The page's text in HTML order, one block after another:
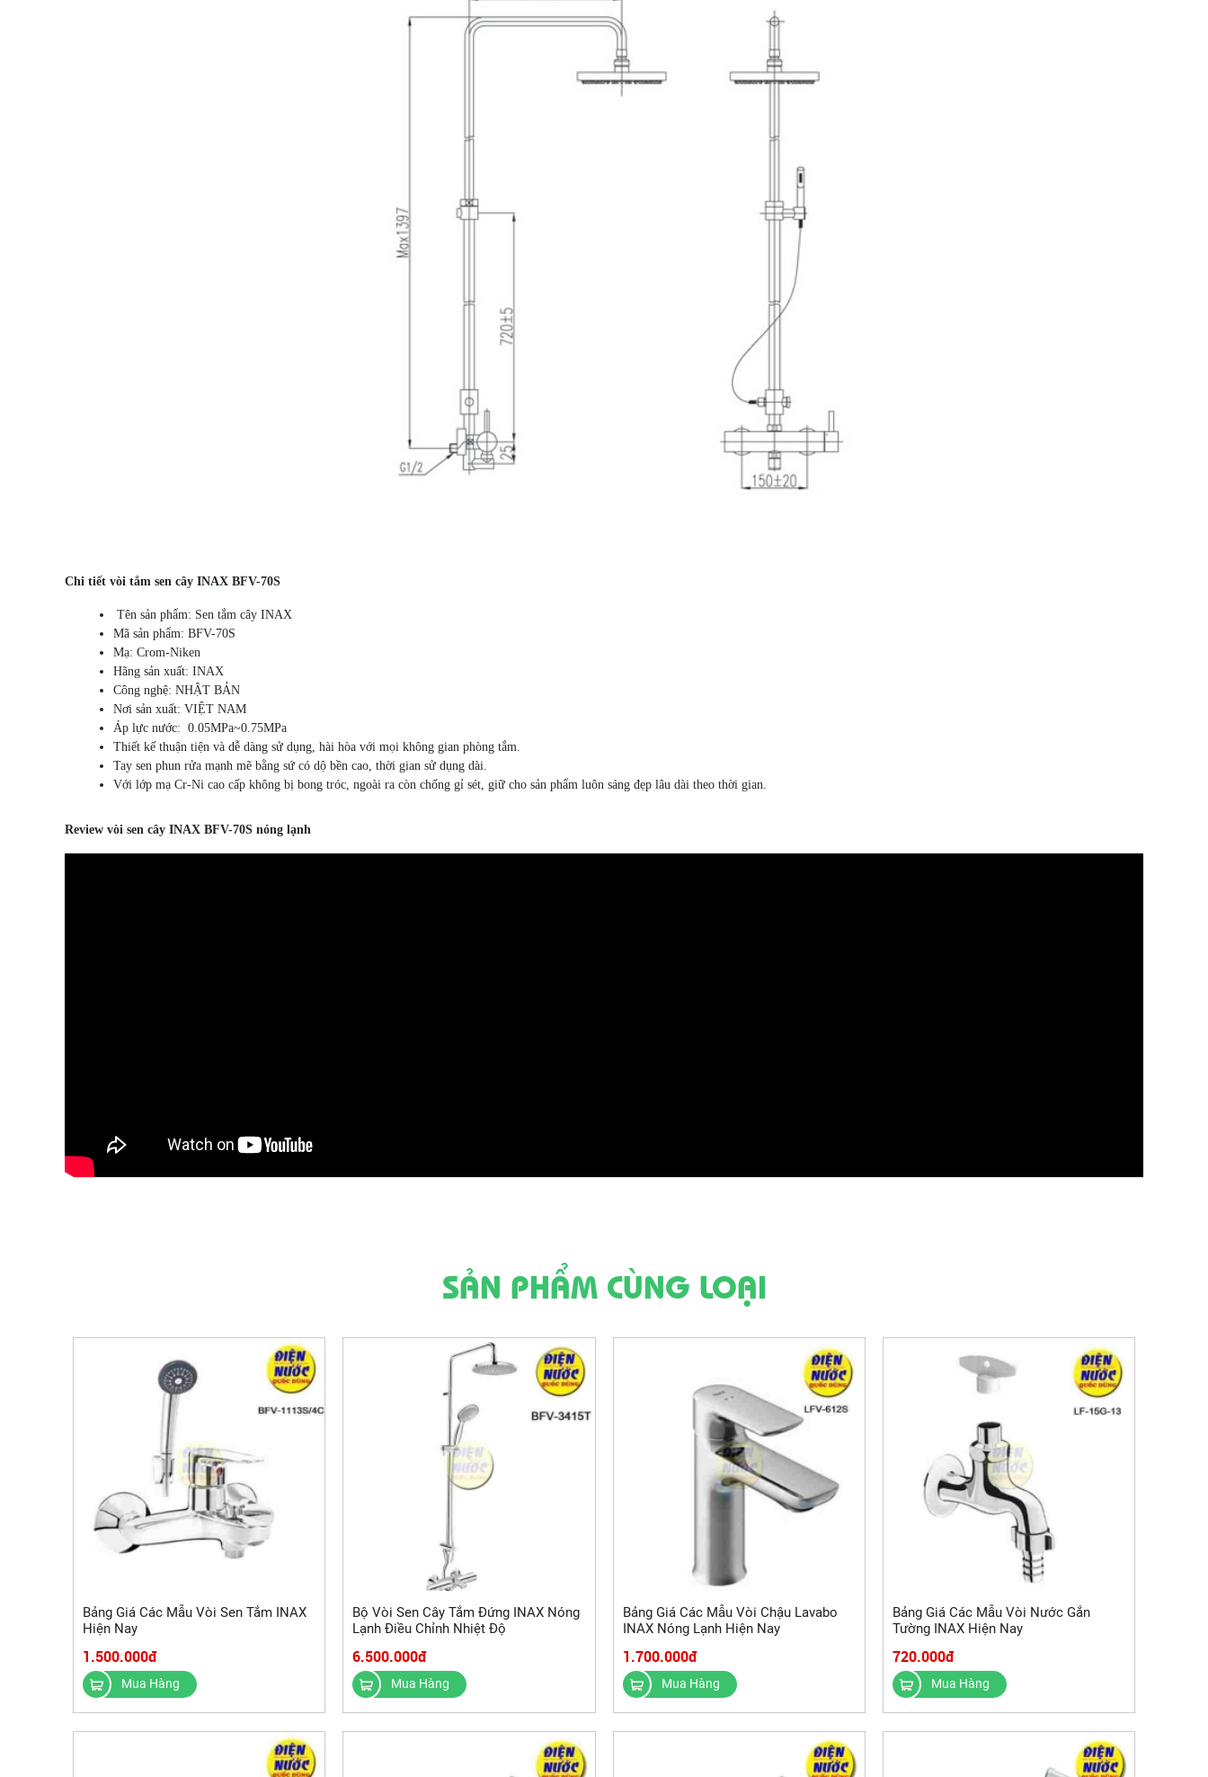
Chi tiết vòi tắm sen cây INAX BFV-70S
Tên sản phẩm: Sen tắm cây INAX
Mã sản phẩm: BFV-70S
Mạ: Crom-Niken
Hãng sản xuất: INAX
Công nghệ: NHẬT BẢN
Nơi sản xuất: VIỆT NAM
Áp lực nước: 0.05MPa~0.75MPa
Thiết kế thuận tiện và dễ dàng sử dụng, hài hòa với mọi không gian phòng tắm.
Tay sen phun rửa mạnh mẽ bằng sứ có dộ bền cao, thời gian sử dụng dài.
Với lớp mạ Cr-Ni cao cấp không bị bong tróc, ngoài ra còn chống gỉ sét, giữ cho sản phẩm luôn sáng đẹp lâu dài theo thời gian.
Review vòi sen cây INAX BFV-70S nóng lạnh
SẢN PHẨM CÙNG LOẠI
Bảng Giá Các Mẫu Vòi Sen Tắm INAX
Hiện Nay
1.500.000đ
Mua Hàng
Bộ Vòi Sen Cây Tắm Đứng INAX Nóng
Lạnh Điều Chỉnh Nhiệt Độ
6.500.000đ
Mua Hàng
Bảng Giá Các Mẫu Vòi Chậu Lavabo
INAX Nóng Lạnh Hiện Nay
1.700.000đ
Mua Hàng
Bảng Giá Các Mẫu Vòi Nước Gắn
Tường INAX Hiện Nay
720.000đ
Mua Hàng